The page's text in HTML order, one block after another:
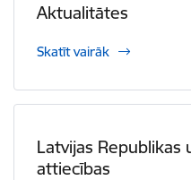
Aktualitātes
Skatīt vairāk
Latvijas Republikas
attiecības